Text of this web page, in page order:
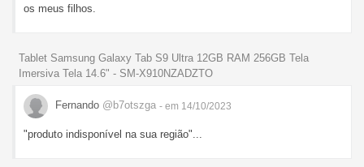
os meus filhos.
Tablet Samsung Galaxy Tab S9 Ultra 12GB RAM 256GB Tela
Imersiva Tela 14.6" - SM-X910NZADZTO
Fernando @b7otszga - em 14/10/2023
"produto indisponível na sua região"...